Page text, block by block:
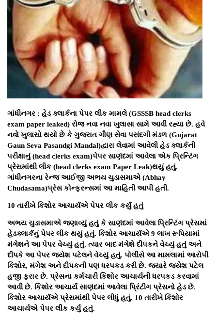
ગાંધીનગર : હેડ ક્લાર્કના પેપર લીક મામલે (GSSSB head clerks
exam paper leaked) રોજ નવા નવા ખુલાસા સામે આવી રહ્યા છે. હવે
નવો ખુલાસો થયો છે કે ગુજરાત ગૌણ સેવા પસંદગી મંડળ (Gujarat
Gaun Seva Pasandgi Mandal)દ્વારા લેવામાં આવેલી હેડ ક્લાર્કની
પરીક્ષાનું (head clerks exam)પેપર સાણંદમાં આવેલા એક પ્રિન્ટિંગ
પ્રેસમાંથી લીક (head clerks exam Paper Leak)થયું હતું.
ગાંધીનગરના રેન્જ આઈજી અભય ચુડાસમાએ (Abhay
Chudasama)પ્રેસ કોન્ફરન્સમાં આ માહિતી આપી હતી.
10 તારીખે કિશોર આચાર્યએ પેપર લીક કર્યું હતું
અભય ચુડાસમાએ જણાવ્યું હતું કે સાણંદમાં આવેલા પ્રિન્ટિંગ પ્રેસમાં
હેડક્લાર્કનું પેપર લીક થયું હતું. કિશોર આચાર્યએ 9 લાખ રૂપિયામાં
મંગેશને આ પેપર વેચ્યું હતું. ત્યાર બાદ મંગેશે દીપકને વેચ્યું હતું અને
દીપકે આ પેપર જયેશ પટેલને વેચ્યું હતું. પોલીસે આ મામલામાં આરોપી
કિશોર, મંગેશ અને દીપકની પણ ધરપકડ કરી છે. જ્યારે જયેશ પટેલ
હજી ફરાર છે. પ્રેસના કર્મચારી કિશોર આચાર્યની ધરપકડ કરવામાં
આવી છે. કિશોર આચાર્ય સાણંદમાં આવેલા પ્રિંટીંગ પ્રેસનો હેડ છે.
કિશોર આચાર્યએ પ્રેસમાંથી પેપર લીધું હતું. 10 તારીખે કિશોર
આચાર્યએ પેપર લીક કર્યું હતું.